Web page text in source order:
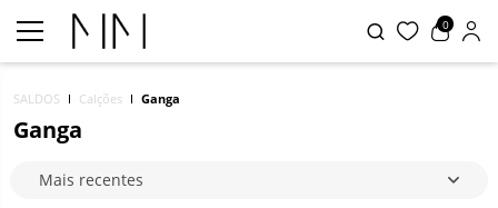
0
SALDOS Calções Ganga
Ganga
Mais recentes